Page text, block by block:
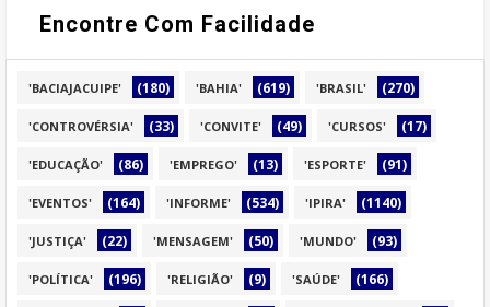
Encontre Com Facilidade
'BACIAJACUIPE' (180) 'BAHIA' (619) 'BRASIL' (270)
'CONTROVÉRSIA' (33) 'CONVITE' (49) 'CURSOS' (17)
'EDUCAÇÃO' (86) 'EMPREGO' (13) 'ESPORTE' (91)
'EVENTOS' (164) 'INFORME' (534) 'IPIRA' (1140)
'JUSTIÇA' (22) 'MENSAGEM' (50) 'MUNDO' (93)
'POLÍTICA' (196) 'RELIGIÃO' (9) 'SAÚDE' (166)